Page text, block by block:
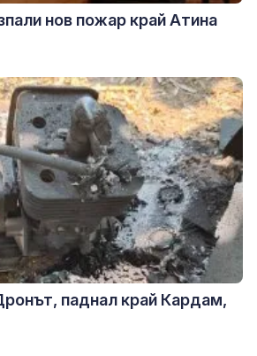
нов пожар край Атина
паднал край Кардам,